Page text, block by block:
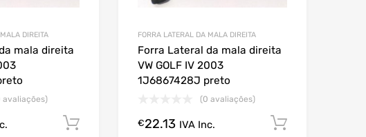
DIREITA
mala direita
avaliações)
Comprar Agora!
FORRA LATERAL DA MALA DIREITA
Forra Lateral da mala direita
VW GOLF IV 2003
1J6867428J preto
(0 avaliações)
€22.13 IVA Inc.